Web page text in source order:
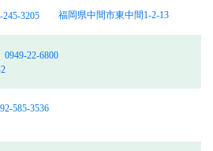
245-3205 福岡県中間市東中間1-2-13
0949-22-6800
585-3536